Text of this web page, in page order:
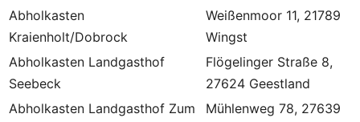
Abholkasten
Kraienholt/Dobrock
Weißenmoor 11, 21789
Wingst
Abholkasten Landgasthof
Seebeck
Flögelinger Straße 8,
27624 Geestland
Abholkasten Landgasthof Zum
Mühlenweg 78, 27639